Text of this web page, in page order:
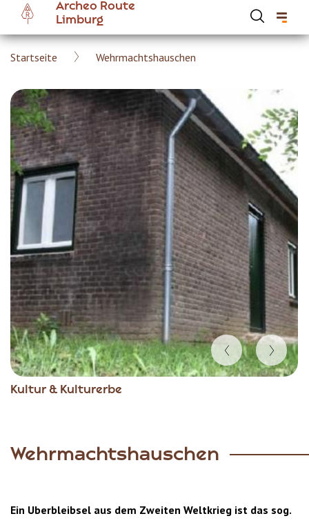
main
content
Archeo Route
Limburg
Breadcrumb
Startseite Wehrmachtshauschen
Kultur & Kulturerbe
Item
Wehrmachtshauschen
Ein Uberbleibsel aus dem Zweiten Weltkrieg ist das sog.